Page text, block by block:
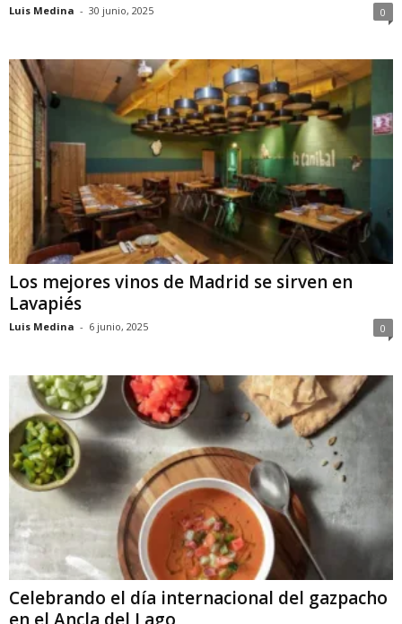
Luis Medina - 30 junio, 2025 0
Los mejores vinos de Madrid se sirven en
Lavapiés
Luis Medina - 6 junio, 2025 0
Celebrando el día internacional del gazpacho